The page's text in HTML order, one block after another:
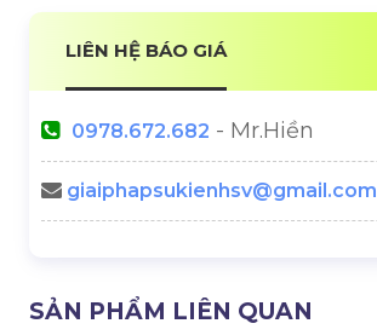
LIÊN HỆ BÁO GIÁ
0978.672.682 - Mr.Hiền
giaiphapsukienhsv@gmail.com
SẢN PHẨM LIÊN QUAN